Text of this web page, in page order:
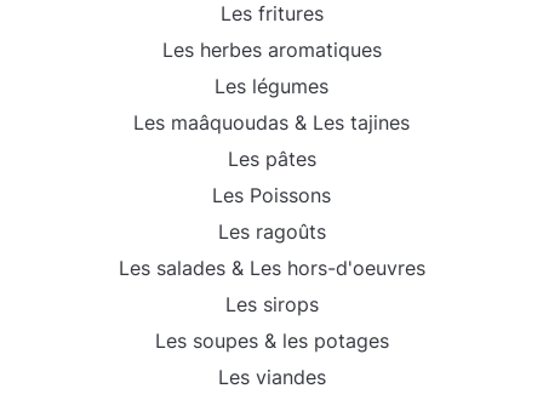
Les fritures
Les herbes aromatiques
Les légumes
Les maâquoudas & Les tajines
Les pâtes
Les Poissons
Les ragoûts
Les salades & Les hors-d'oeuvres
Les sirops
Les soupes & les potages
Les viandes